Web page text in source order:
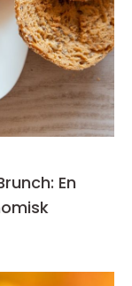
En